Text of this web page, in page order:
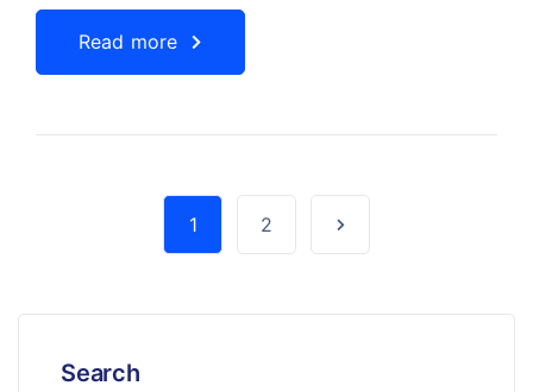
Read more
1 2
Search